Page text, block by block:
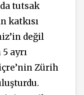
tutsak
katkısı
değil
ayrı
Zürih